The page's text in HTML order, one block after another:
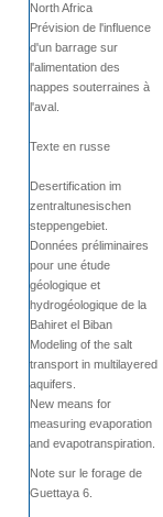
North Africa
Prévision de l'influence
d'un barrage sur
l'alimentation des
nappes souterraines à
l'aval.
Texte en russe
Desertification im
zentraltunesischen
steppengebiet.
Données préliminaires
pour une étude
géologique et
hydrogéologique de la
Bahiret el Biban
Modeling of the salt
transport in multilayered
aquifers.
New means for
measuring evaporation
and evapotranspiration.
Note sur le forage de
Guettaya 6.